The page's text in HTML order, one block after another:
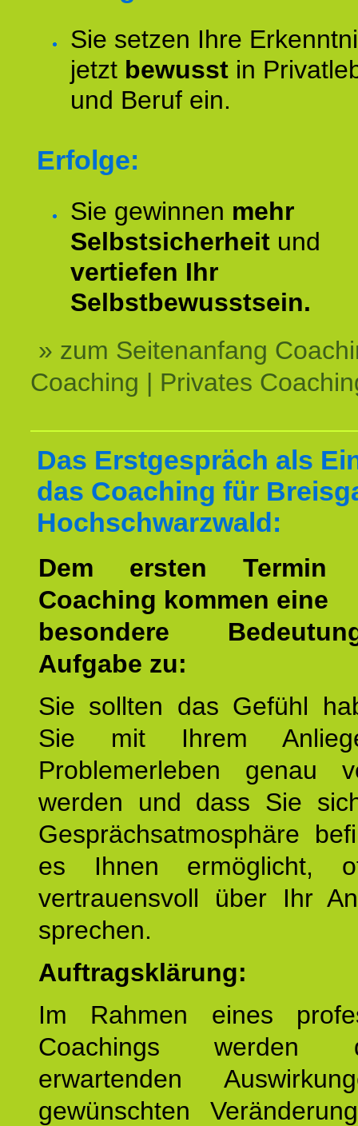
Sie setzen Ihre
jetzt bewusst in
und Beruf ein.
Erfolge:
Sie gewinnen mehr
Selbstsicherheit und
vertiefen Ihr
Selbstbewusstsein.
» zum Seitenanfang
Coaching | Privates
Das Erstgespräch als
das Coaching für
Hochschwarzwald:
Dem ersten
Coaching kommen eine
besondere
Aufgabe zu:
Sie sollten das Gefühl
Sie mit Ihrem
Problemerleben genau
werden und dass Sie
Gesprächsatmosphäre
es Ihnen ermöglicht,
vertrauensvoll über Ihr
sprechen.
Auftragsklärung:
Im Rahmen eines
Coachings
erwartenden
gewünschten